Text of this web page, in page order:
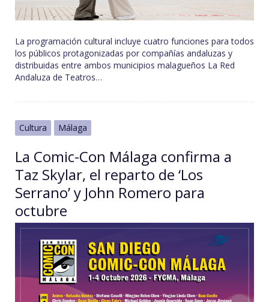
La programación cultural incluye cuatro funciones para todos
los públicos protagonizadas por compañías andaluzas y
distribuidas entre ambos municipios malagueños La Red
Andaluza de Teatros…
Cultura Málaga
La Comic-Con Málaga confirma a
Taz Skylar, el reparto de ‘Los
Serrano’ y John Romero para
octubre